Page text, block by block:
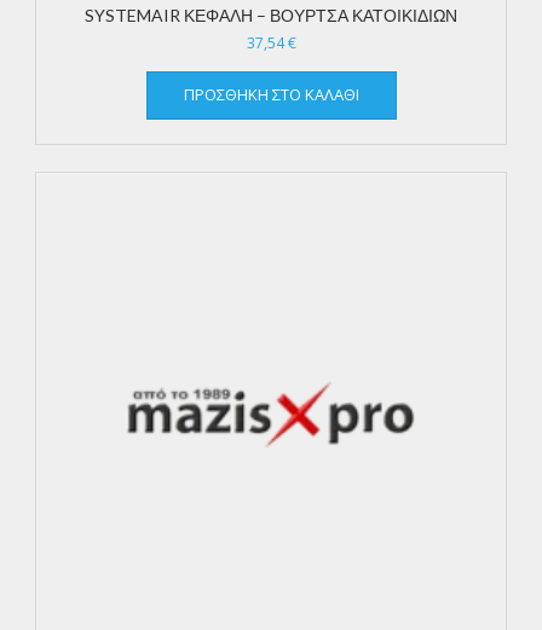
SYSTEMAIR ΚΕΦΑΛΗ – ΒΟΥΡΤΣΑ ΚΑΤΟΙΚΙΔΙΩΝ
37,54€
ΠΡΟΣΘΉΚΗ ΣΤΟ ΚΑΛΆΘΙ